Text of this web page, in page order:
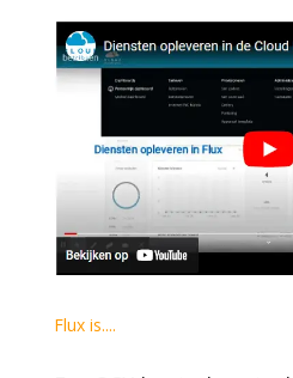
Flux is....